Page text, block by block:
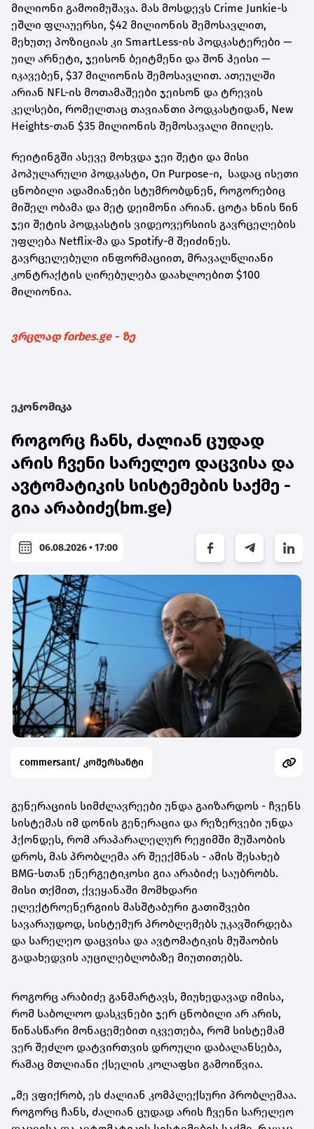
მილიონი გამოიმუშავა. მას მოსდევს Crime Junkie-ს
ეშლი ფლაუერსი, $42 მილიონის შემოსავლით,
მეხუთე პოზიციას კი SmartLess-ის პოდკასტერები —
უილ არნეტი, ჯეისონ ბეიტმენი და შონ ჰეისი —
იკავებენ, $37 მილიონის შემოსავლით. ათეულში
არიან NFL-ის მოთამაშეები ჯეისონ და ტრევის
კელსები, რომელთაც თავიანთი პოდკასტიდან, New
Heights-თან $35 მილიონის შემოსავალი მიიღეს.
რეიტინგში ასევე მოხვდა ჯეი შეტი და მისი
პოპულარული პოდკასტი, On Purpose-ი, სადაც ისეთი
ცნობილი ადამიანები სტუმრობდნენ, როგორებიც
მიშელ ობამა და მეტ დეიმონი არიან. ცოტა ხნის წინ
ჯეი შეტის პოდკასტის ვიდეოვერსიის გავრცელების
უფლება Netflix-მა და Spotify-მ შეიძინეს.
გავრცელებული ინფორმაციით, მრავალწლიანი
კონტრაქტის ღირებულება დაახლოებით $100
მილიონია.
ვრცლად forbes.ge - ზე
ეკონომიკა
როგორც ჩანს, ძალიან ცუდად
არის ჩვენი სარელეო დაცვისა და
ავტომატიკის სისტემების საქმე -
გია არაბიძე(bm.ge)
06.08.2026 • 17:00
commersant/ კომერსანტი
გენერაციის სიმძლავრეები უნდა გაიზარდოს - ჩვენს
სისტემას იმ დონის გენერაცია და რეზერვები უნდა
ჰქონდეს, რომ არაპარალელურ რეჟიმში მუშაობის
დროს, მას პრობლემა არ შეექმნას - ამის შესახებ
BMG-სთან ენერგეტიკოსი გია არაბიძე საუბრობს.
მისი თქმით, ქვეყანაში მომხდარი
ელექტროენერგიის მასშტაბური გათიშვები
სავარაუდოდ, სისტემურ პრობლემებს უკავშირდება
და სარელეო დაცვისა და ავტომატიკის მუშაობის
გადახედვის აუცილებლობაზე მიუთითებს.
როგორც არაბიძე განმარტავს, მიუხედავად იმისა,
რომ საბოლოო დასკვნები ჯერ ცნობილი არ არის,
წინასწარი მონაცემებით იკვეთება, რომ სისტემამ
ვერ შეძლო დატვირთვის დროული დაბალანსება,
რამაც მთლიანი ქსელის კოლაფსი გამოიწვია.
„მე ვფიქრობ, ეს ძალიან კომპლექსური პრობლემაა.
როგორც ჩანს, ძალიან ცუდად არის ჩვენი სარელეო